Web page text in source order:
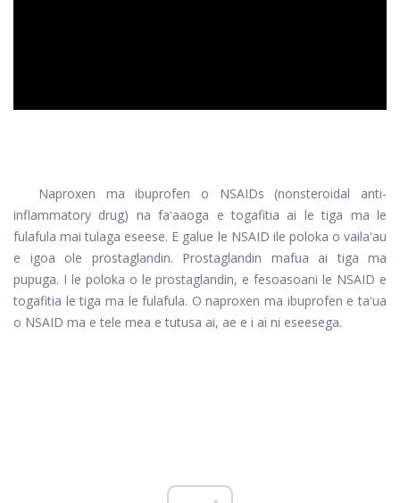
Naproxen ma ibuprofen o NSAIDs (nonsteroidal anti-
inflammatory drug) na faʻaaoga e togafitia ai le tiga ma le
fulafula mai tulaga eseese. E galue le NSAID ile poloka o vailaʻau
e igoa ole prostaglandin. Prostaglandin mafua ai tiga ma
pupuga. I le poloka o le prostaglandin, e fesoasoani le NSAID e
togafitia le tiga ma le fulafula. O naproxen ma ibuprofen e taʻua
o NSAID ma e tele mea e tutusa ai, ae e i ai ni eseesega.